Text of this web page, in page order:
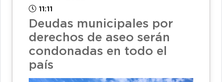
11:11
Deudas municipales por
derechos de aseo serán
condonadas en todo el
país